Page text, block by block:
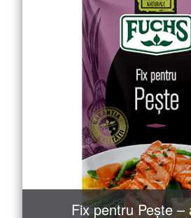
Fix pentru Pește –